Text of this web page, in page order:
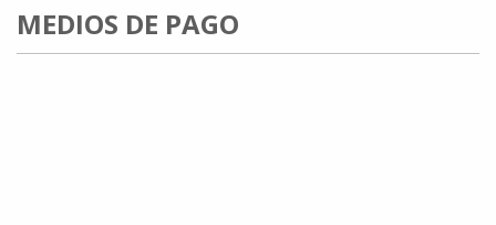
MEDIOS DE PAGO